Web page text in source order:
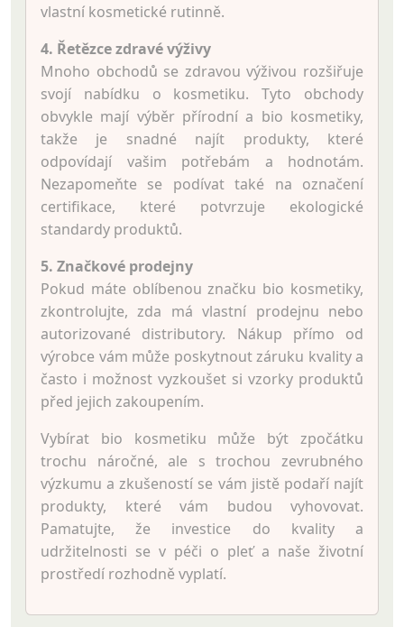
vlastní kosmetické rutinně.
4. Řetězce zdravé výživy
Mnoho obchodů se zdravou výživou rozšiřuje
svojí nabídku o kosmetiku. Tyto obchody
obvykle mají výběr přírodní a bio kosmetiky,
takže je snadné najít produkty, které
odpovídají vašim potřebám a hodnotám.
Nezapomeňte se podívat také na označení
certifikace, které potvrzuje ekologické
standardy produktů.
5. Značkové prodejny
Pokud máte oblíbenou značku bio kosmetiky,
zkontrolujte, zda má vlastní prodejnu nebo
autorizované distributory. Nákup přímo od
výrobce vám může poskytnout záruku kvality a
často i možnost vyzkoušet si vzorky produktů
před jejich zakoupením.
Vybírat bio kosmetiku může být zpočátku
trochu náročné, ale s trochou zevrubného
výzkumu a zkušeností se vám jistě podaří najít
produkty, které vám budou vyhovovat.
Pamatujte, že investice do kvality a
udržitelnosti se v péči o pleť a naše životní
prostředí rozhodně vyplatí.